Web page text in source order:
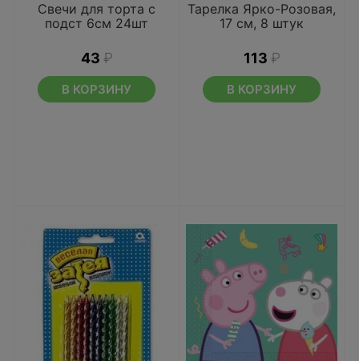
Свечи для торта с
подст 6см 24шт
43 ₽
В КОРЗИНУ
Тарелка Ярко-Розовая,
17 см, 8 штук
113 ₽
В КОРЗИНУ